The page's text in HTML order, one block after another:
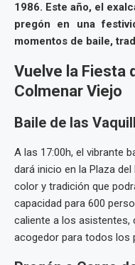
1986. Este año, el
pregón en una
momentos de baile,
Vuelve la Fiesta
Colmenar Viejo
Baile de las
A las 17:00h, el vibrante
dará inicio en la Plaza
color y tradición que
capacidad para 600
caliente a los asistentes,
acogedor para todos los